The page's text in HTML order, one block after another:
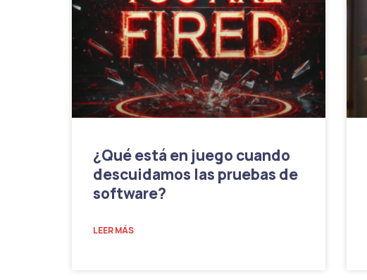
¿Qué está en juego cuando
descuidamos las pruebas de
software?
LEER MÁS